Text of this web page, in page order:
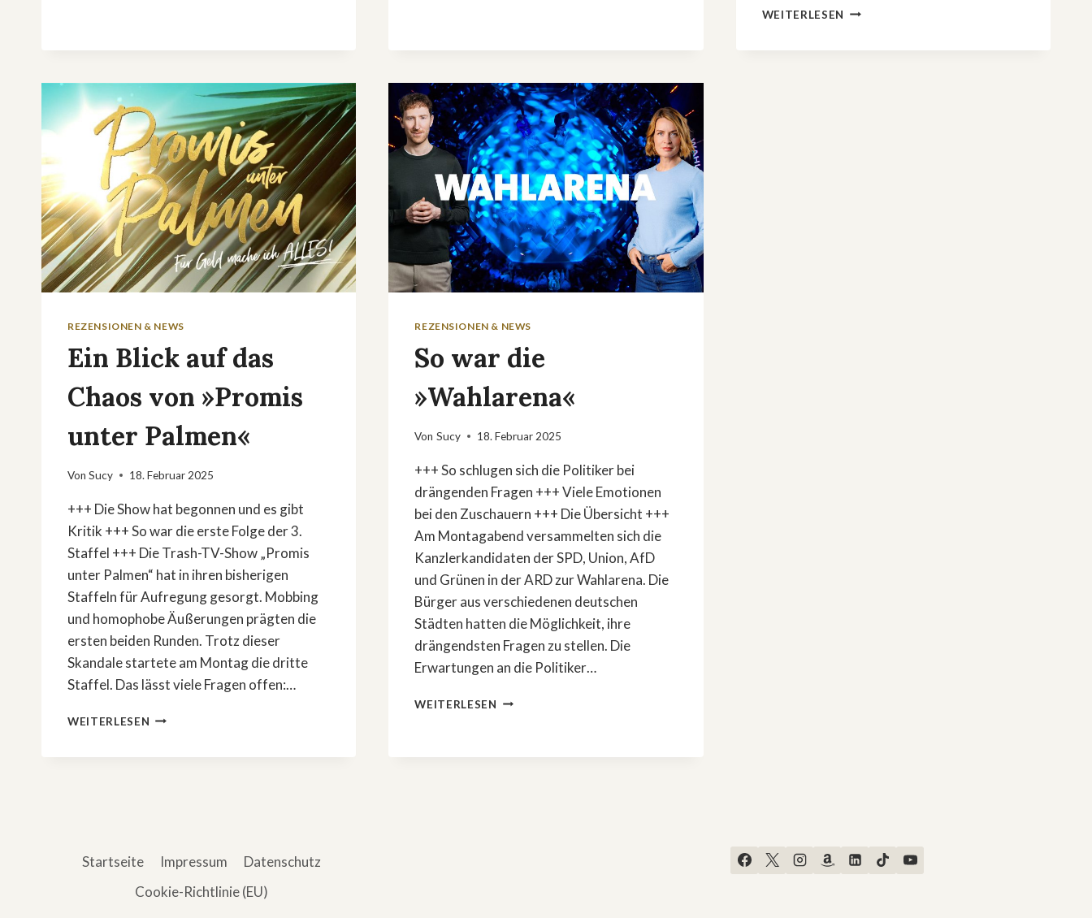
DER
MIT
MATTHIAS
SCHWEIGHÖFER
WEITERLESEN EIN
REZENSIONEN & NEWS
Ein Blick auf das
Chaos von »Promis
unter Palmen«
Von Sucy 18. Februar 2025
+++ Die Show hat begonnen und es gibt
Kritik +++ So war die erste Folge der 3.
Staffel +++ Die Trash-TV-Show „Promis
unter Palmen“ hat in ihren bisherigen
Staffeln für Aufregung gesorgt. Mobbing
und homophobe Äußerungen prägten die
ersten beiden Runden. Trotz dieser
Skandale startete am Montag die dritte
Staffel. Das lässt viele Fragen offen:…
WEITERLESEN EIN
REZENSIONEN & NEWS
So war die
»Wahlarena«
Von Sucy 18. Februar 2025
+++ So schlugen sich die Politiker bei
drängenden Fragen +++ Viele Emotionen
bei den Zuschauern +++ Die Übersicht +++
Am Montagabend versammelten sich die
Kanzlerkandidaten der SPD, Union, AfD
und Grünen in der ARD zur Wahlarena. Die
Bürger aus verschiedenen deutschen
Städten hatten die Möglichkeit, ihre
drängendsten Fragen zu stellen. Die
Erwartungen an die Politiker…
WEITERLESEN SO
Startseite Impressum
Datenschutz
Cookie-Richtlinie (EU)